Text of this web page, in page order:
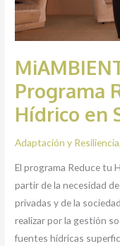
Programa
Hídrico en
Adaptación y Resiliencia
El programa Reduce tu
partir de la necesidad
privadas y de la
realizar por la gestión
fuentes hídricas
Simposio
del